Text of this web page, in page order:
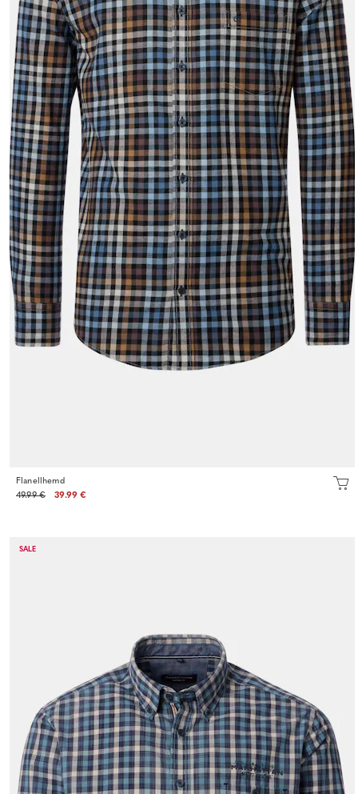
Flanellhemd
49.99 €
39.99 €
SALE